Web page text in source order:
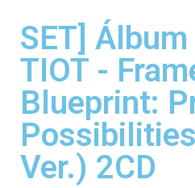
SET]
TIOT -
Blueprint:
Ver.) 2CD